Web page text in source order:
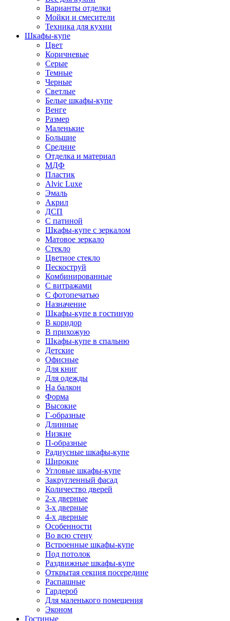
Варианты отделки
Мойки и смесители
Техника для кухни
Шкафы-купе
Цвет
Коричневые
Серые
Темные
Черные
Светлые
Белые шкафы-купе
Венге
Размер
Маленькие
Большие
Средние
Отделка и материал
МДФ
Пластик
Alvic Luxe
Эмаль
Акрил
ДСП
С патиной
Шкафы-купе с зеркалом
Матовое зеркало
Стекло
Цветное стекло
Пескоструй
Комбинированные
С витражами
С фотопечатью
Назначение
Шкафы-купе в гостиную
В коридор
В прихожую
Шкафы-купе в спальню
Детские
Офисные
Для книг
Для одежды
На балкон
Форма
Высокие
Г-образные
Длинные
Низкие
П-образные
Радиусные шкафы-купе
Широкие
Угловые шкафы-купе
Закругленный фасад
Количество дверей
2-х дверные
3-х дверные
4-х дверные
Особенности
Во всю стену
Встроенные шкафы-купе
Под потолок
Раздвижные шкафы-купе
Открытая секция посередине
Распашные
Гардероб
Для маленького помещения
Эконом
Гостиные